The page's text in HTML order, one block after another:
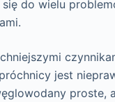
do wielu
jest
proste,